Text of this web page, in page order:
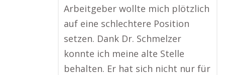
Arbeitgeber wollte mich plötzlich
auf eine schlechtere Position
setzen. Dank Dr. Schmelzer
konnte ich meine alte Stelle
behalten. Er hat sich nicht nur für